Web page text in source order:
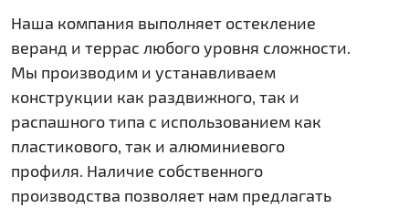
Наша компания выполняет остекление
веранд и террас любого уровня сложности.
Мы производим и устанавливаем
конструкции как раздвижного, так и
распашного типа с использованием как
пластикового, так и алюминиевого
профиля. Наличие собственного
производства позволяет нам предлагать